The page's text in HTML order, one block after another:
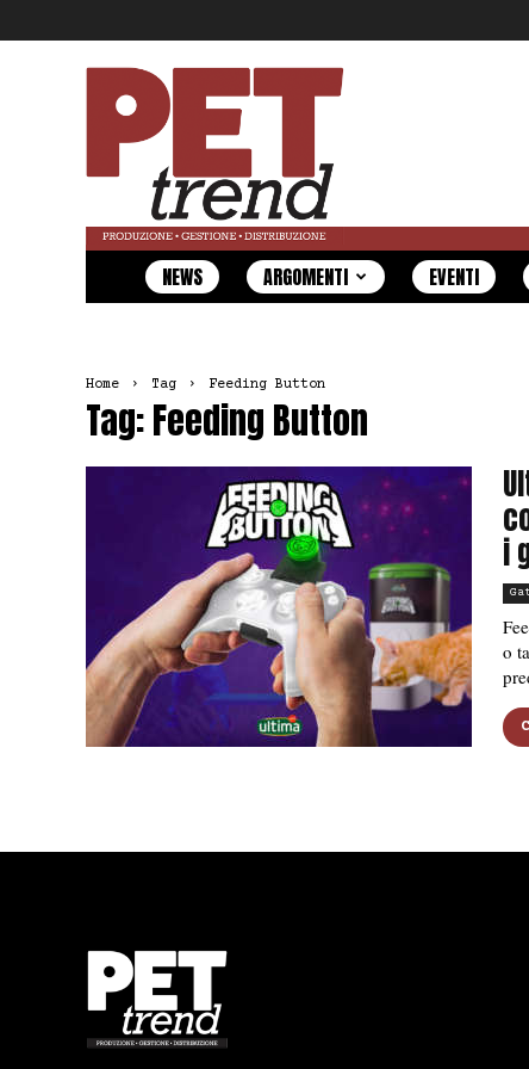
Pet
Trend
NEWS ARGOMENTI EVENTI
Home Tag Feeding Button
Tag: Feeding Button
i
o